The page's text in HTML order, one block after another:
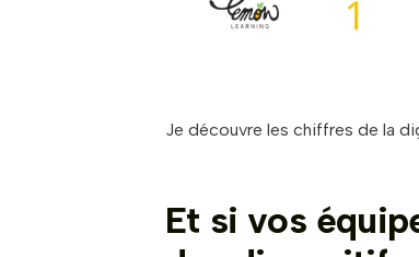
Je découvre les chiffres de la
Et si vos